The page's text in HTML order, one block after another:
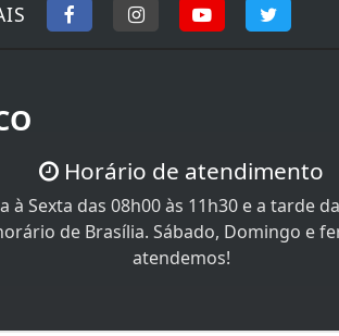
Horário de atendimento
à Sexta das 08h00 às 11h30 e a tarde
de Brasília. Sábado, Domingo e
atendemos!